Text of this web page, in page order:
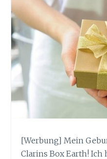
[Werbung] Mein
Clarins Box Earth! Ich